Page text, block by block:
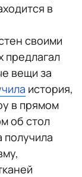
в
своими
предлагал
вещи за
история,
в прямом
об стол